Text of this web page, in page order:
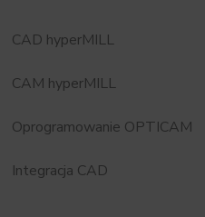
CAD hyperMILL
CAM hyperMILL
Oprogramowanie OPTICAM
Integracja CAD